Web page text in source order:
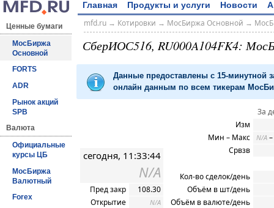
Главная Продукты и услуги Новости
Ценные бумаги
МосБиржа
Основной
FORTS
ADR
Рынок акций
SPB
Валюта
Официальные
курсы ЦБ
МосБиржа
Валютный
Forex
mfd.ru→ Котировки → МосБиржа Основной →
СберИОС516, RU000A104FK4:
Данные предоставлены с 15-минутной
онлайн данным по всем тикерам
сегодня, 11:33:44
N/A
Пред закр
108.30
Открытие
N/A
За
Изм
Мин – Макс
N/A –
Срвзв
Кол-во сделок/день
Объём в шт/день
Объём в валюте/день